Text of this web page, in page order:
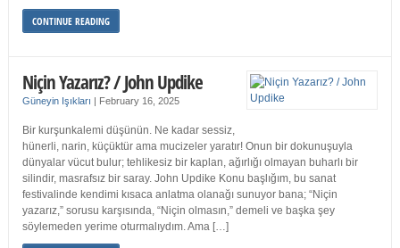
CONTINUE READING
Niçin Yazarız? / John Updike
Güneyin Işıkları | February 16, 2025
Bir kurşunkalemi düşünün. Ne kadar sessiz,
hünerli, narin, küçüktür ama mucizeler yaratır! Onun bir dokunuşuyla
dünyalar vücut bulur; tehlikesiz bir kaplan, ağırlığı olmayan buharlı bir
silindir, masrafsız bir saray. John Updike Konu başlığım, bu sanat
festivalinde kendimi kısaca anlatma olanağı sunuyor bana; “Niçin
yazarız,” sorusu karşısında, “Niçin olmasın,” demeli ve başka şey
söylemeden yerime oturmalıydım. Ama […]